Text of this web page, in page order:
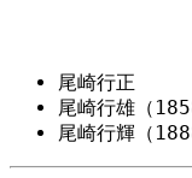
尾崎行正
尾崎行雄（
尾崎行輝（